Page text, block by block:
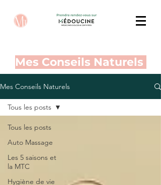
Mes Conseils Naturels
Mes Conseils Naturels
Tous les posts
Auto Massage
Les 5 saisons et
la MTC
Hygiène de vie
Tous les posts